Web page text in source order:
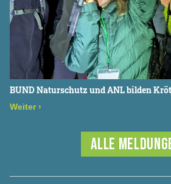
BUND Naturschutz und ANL bilden
Weiter ›
ALLE